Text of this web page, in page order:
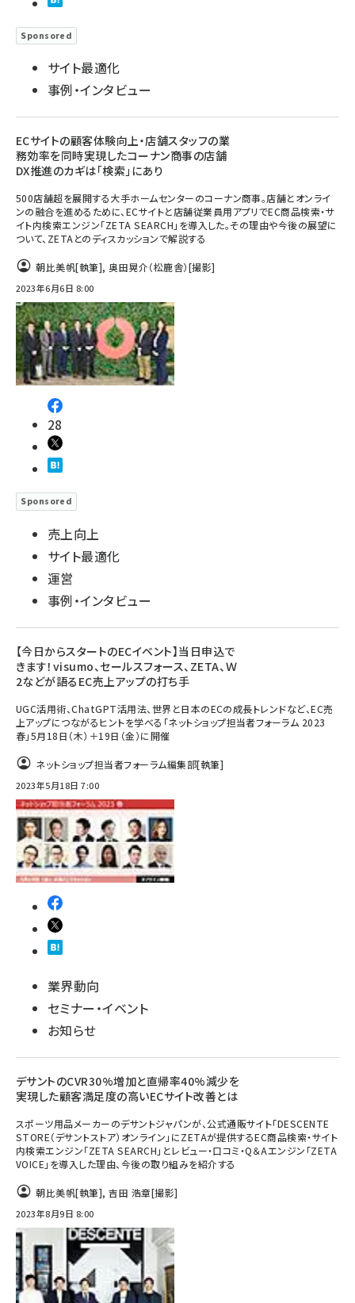
Sponsored
サイト最適化
事例・インタビュー
ECサイトの顧客体験向上・店舗スタッフの業
務効率を同時実現したコーナン商事の店舗
DX推進のカギは「検索」にあり
500店舗超を展開する大手ホームセンターのコーナン商事。店舗とオンライ
ンの融合を進めるために、ECサイトと店舗従業員用アプリでEC商品検索・サ
イト内検索エンジン「ZETA SEARCH」を導入した。その理由や今後の展望に
ついて、ZETAとのディスカッションで解説する
朝比美帆[執筆],奥田晃介（松鹿舎）[撮影]
2023年6月6日 8:00
28
Sponsored
売上向上
サイト最適化
運営
事例・インタビュー
【今日からスタートのECイベント】当日申込で
きます！visumo、セールスフォース、ZETA、Ｗ
2などが語るEC売上アップの打ち手
UGC活用術、ChatGPT活用法、世界と日本のECの成長トレンドなど、EC売
上アップにつながるヒントを学べる「ネットショップ担当者フォーラム 2023
春」5月18日（木）＋19日（金）に開催
ネットショップ担当者フォーラム編集部[執筆]
2023年5月18日 7:00
業界動向
セミナー・イベント
お知らせ
デサントのCVR30%増加と直帰率40%減少を
実現した顧客満足度の高いECサイト改善とは
スポーツ用品メーカーのデサントジャパンが、公式通販サイト「DESCENTE
STORE（デサントストア）オンライン」にZETAが提供するEC商品検索・サイト
内検索エンジン「ZETA SEARCH」とレビュー・口コミ・Q＆Aエンジン「ZETA
VOICE」を導入した理由、今後の取り組みを紹介する
朝比美帆[執筆],吉田 浩章[撮影]
2023年8月9日 8:00